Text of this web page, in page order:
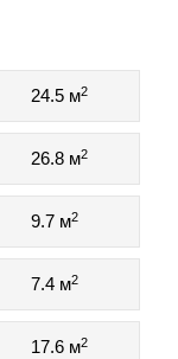
24.5 м2
26.8 м2
9.7 м2
7.4 м2
17.6 м2